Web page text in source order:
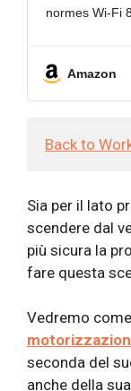
normes Wi-Fi
Amazon
Back to
Sia per il lato
scendere dal
più sicura la
fare questa
Vedremo
seconda del
anche della